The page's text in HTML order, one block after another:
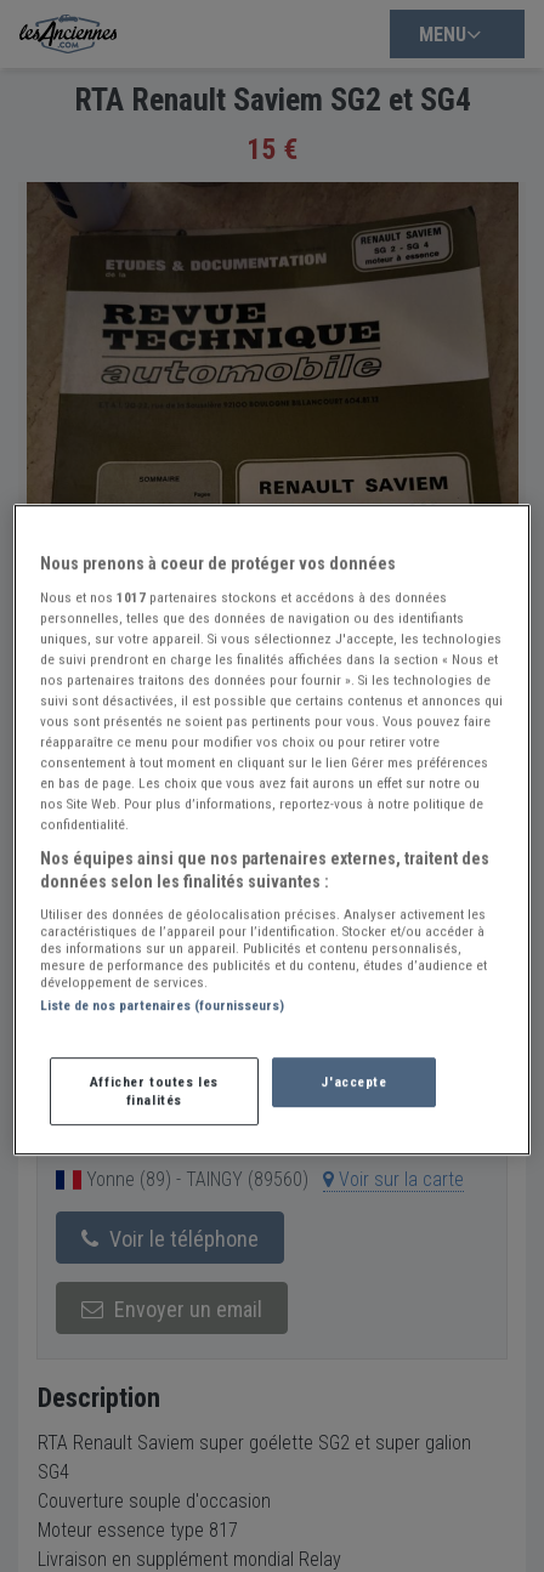
MENU
RTA Renault Saviem SG2 et SG4
15 €
Réf : A775588 Actualisée le : 02/08/2026
RTA Renault Saviem SG2 et SG4
15 €
Yonne (89) - TAINGY (89560) Voir sur la carte
Voir le téléphone
Envoyer un email
Description
RTA Renault Saviem super goélette SG2 et super galion
SG4
Couverture souple d'occasion
Moteur essence type 817
Livraison en supplément mondial Relay
Nous prenons à coeur de protéger vos données
Nous et nos1017 partenaires stockons et accédons à des données
personnelles, telles que des données de navigation ou des identifiants
uniques, sur votre appareil. Si vous sélectionnez J'accepte, les technologies
de suivi prendront en charge les finalités affichées dans la section « Nous et
nos partenaires traitons des données pour fournir ». Si les technologies de
suivi sont désactivées, il est possible que certains contenus et annonces qui
vous sont présentés ne soient pas pertinents pour vous. Vous pouvez faire
réapparaître ce menu pour modifier vos choix ou pour retirer votre
consentement à tout moment en cliquant sur le lien Gérer mes préférences
en bas de page. Les choix que vous avez fait aurons un effet sur notre ou
nos Site Web. Pour plus d’informations, reportez-vous à notre politique de
confidentialité.
Nos équipes ainsi que nos partenaires externes, traitent des
données selon les finalités suivantes :
Utiliser des données de géolocalisation précises. Analyser activement les
caractéristiques de l’appareil pour l’identification. Stocker et/ou accéder à
des informations sur un appareil. Publicités et contenu personnalisés,
mesure de performance des publicités et du contenu, études d’audience et
développement de services.
Liste de nos partenaires (fournisseurs)
Afficher toutes les
finalités
J'accepte